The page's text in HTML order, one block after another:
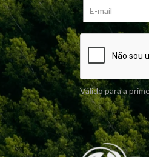
Válido para a